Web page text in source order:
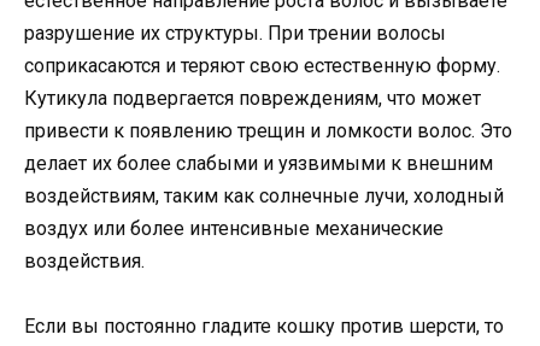
разрушение их структуры. При трении волосы
соприкасаются и теряют свою естественную форму.
Кутикула подвергается повреждениям, что может
привести к появлению трещин и ломкости волос. Это
делает их более слабыми и уязвимыми к внешним
воздействиям, таким как солнечные лучи, холодный
воздух или более интенсивные механические
воздействия.
Если вы постоянно гладите кошку против шерсти, то